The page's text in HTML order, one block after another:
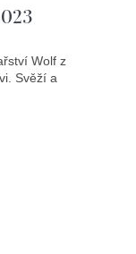
Wolf z
Svěží a